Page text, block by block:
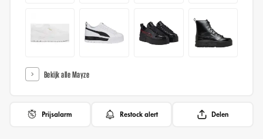
Bekijk alle Mayze
Prijsalarm Restock alert Delen